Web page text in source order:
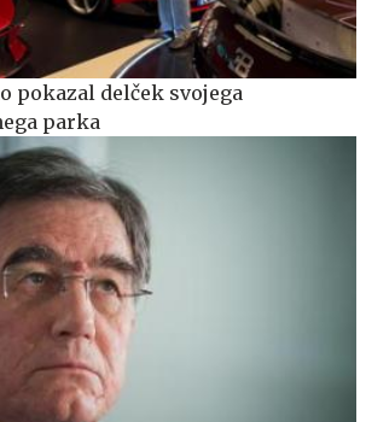
pokazal delček svojega
parka